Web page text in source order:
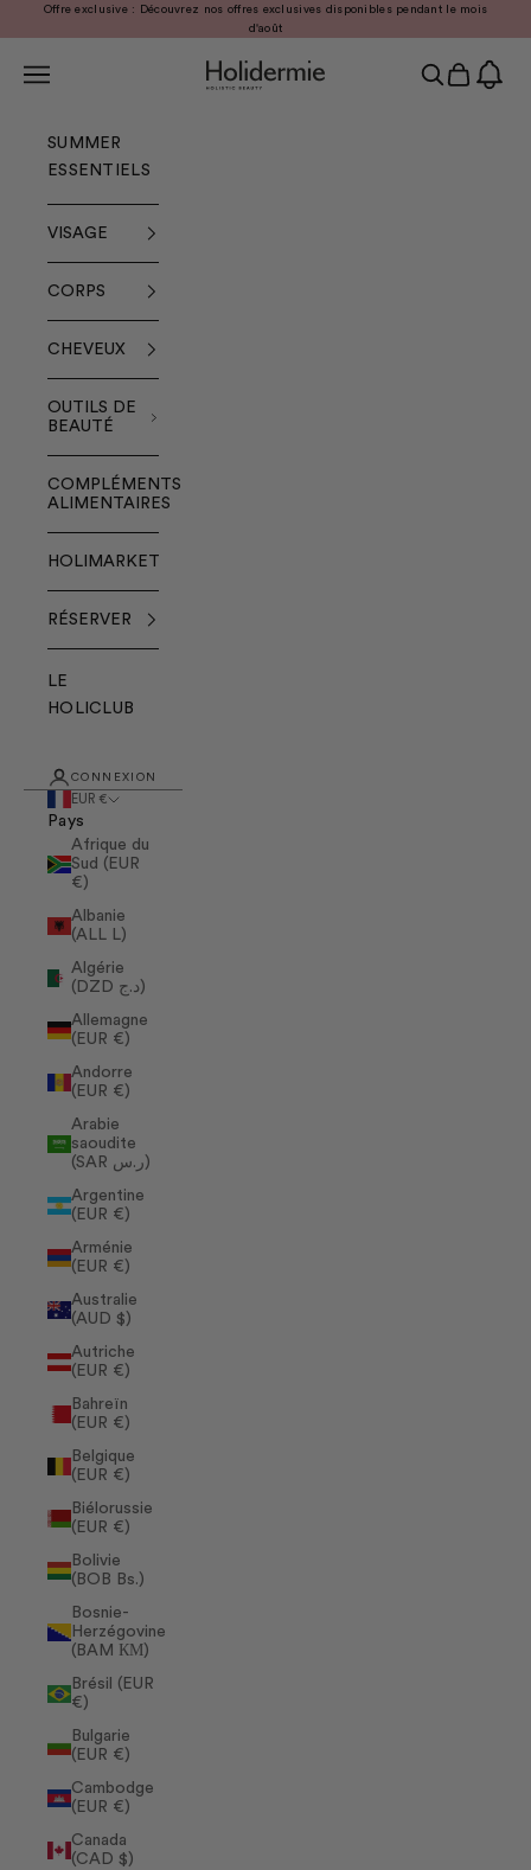
Passer au contenu
Précédent
Offre exclusive : Découvrez nos offres exclusives disponibles pendant le mois
d'août
Holidermie
Menu Recherche
Panier
SUMMER
ESSENTIELS
VISAGE
CORPS
CHEVEUX
OUTILS DE
BEAUTÉ
COMPLÉMENTS
ALIMENTAIRES
HOLIMARKET
RÉSERVER
LE
HOLICLUB
CONNEXION
EUR €
Pays
Afrique du
Sud (EUR
€)
Albanie
(ALL L)
Algérie
(DZD د.ج)
Allemagne
(EUR €)
Andorre
(EUR €)
Arabie
saoudite
(SAR ر.س)
Argentine
(EUR €)
Arménie
(EUR €)
Australie
(AUD $)
Autriche
(EUR €)
Bahreïn
(EUR €)
Belgique
(EUR €)
Biélorussie
(EUR €)
Bolivie
(BOB Bs.)
Bosnie-
Herzégovine
(BAM КМ)
Brésil (EUR
€)
Bulgarie
(EUR €)
Cambodge
(EUR €)
Canada
(CAD $)